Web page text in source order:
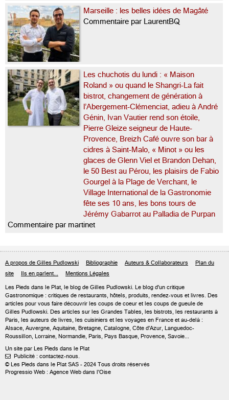
Marseille : les belles idées de Magâté
Commentaire par LaurentBQ
Les chuchotis du lundi : « Maison
Roland » ou quand le Shangri-La fait
bistrot, changement de génération à
l’Abergement-Clémenciat, adieu à André
Génin, Ivan Vautier rend son étoile,
Pierre Gleize seigneur de Haute-
Provence, Breizh Café ouvre son bar à
cidres à Saint-Malo, « Minot » ou les
glaces de Glenn Viel et Brandon Dehan,
le 50 Best au Pérou, les plaisirs de Fabio
Gourgel à la Plage de Verchant, le
Village International de la Gastronomie
fête ses 10 ans, les bons tours de
Jérémy Gabarrot au Palladia de Purpan
Commentaire par martinet
A propos de Gilles Pudlowski Bibliographie Auteurs & Collaborateurs
Plan du
site
Ils en parlent... Mentions Légales
Les Pieds dans le Plat, le blog de Gilles Pudlowski. Le blog d'un critique
Gastronomique : critiques de restaurants, hôtels, produits, rendez-vous et livres. Des
articles pour vous faire découvrir les coups de coeur et les coups de gueule de
Gilles Pudlowski. Des articles sur les Grandes Tables, les bistrots, les restaurants à
Paris, les auteurs de livres, les cuisiniers et les voyages en France et au-delà :
Alsace, Auvergne, Aquitaine, Bretagne, Catalogne, Côte d'Azur, Languedoc-
Roussillon, Lorraine, Normandie, Paris, Pays Basque, Provence, Savoie...
Un site par Les Pieds dans le Plat
 Publicité : contactez-nous.
© Les Pieds dans le Plat SAS - 2024 Tous droits réservés
Progressio Web : Agence Web dans l'Oise